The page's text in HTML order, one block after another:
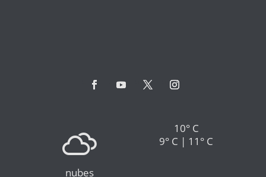
nubes
10° C
9° C | 11° C